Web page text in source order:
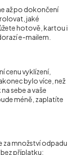
až po dokončení
jaké
hotově, kartou i
e-mailem.
cenu vyklízení,
bylo více, než
sebe a vaše
méně, zaplatíte
za množství odpadu
příplatku: